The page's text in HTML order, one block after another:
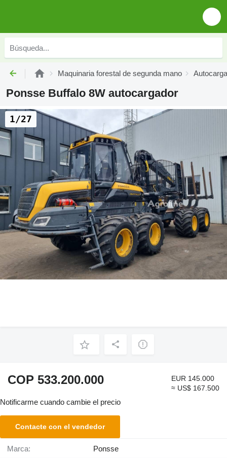
Maquinaria forestal de segunda mano
Ponsse Buffalo 8W autocargador
1/27
COP 533.200.000
EUR 145.000
≈ US$ 167.500
Notificarme cuando cambie el precio
Contacte con el vendedor
Marca: Ponsse